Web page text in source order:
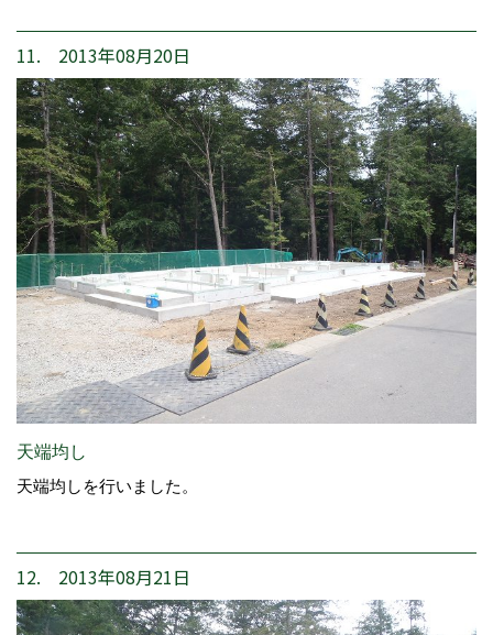
11. 2013年08月20日
天端均し
天端均しを行いました。
12. 2013年08月21日